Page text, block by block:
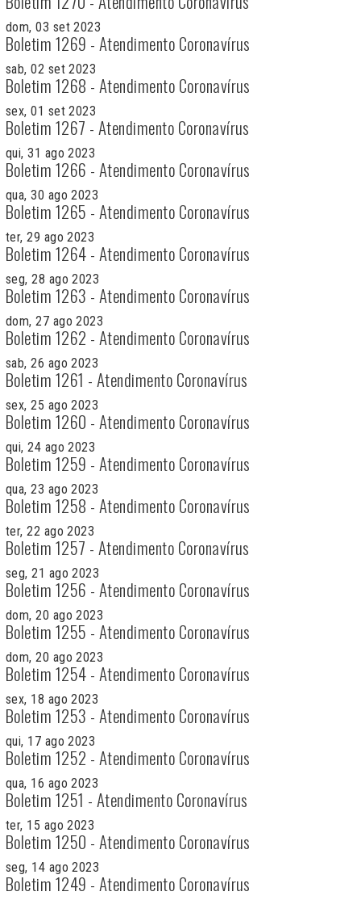
dom, 03 set 2023
Boletim 1269 - Atendimento Coronavírus
sab, 02 set 2023
Boletim 1268 - Atendimento Coronavírus
sex, 01 set 2023
Boletim 1267 - Atendimento Coronavírus
qui, 31 ago 2023
Boletim 1266 - Atendimento Coronavírus
qua, 30 ago 2023
Boletim 1265 - Atendimento Coronavírus
ter, 29 ago 2023
Boletim 1264 - Atendimento Coronavírus
seg, 28 ago 2023
Boletim 1263 - Atendimento Coronavírus
dom, 27 ago 2023
Boletim 1262 - Atendimento Coronavírus
sab, 26 ago 2023
Boletim 1261 - Atendimento Coronavírus
sex, 25 ago 2023
Boletim 1260 - Atendimento Coronavírus
qui, 24 ago 2023
Boletim 1259 - Atendimento Coronavírus
qua, 23 ago 2023
Boletim 1258 - Atendimento Coronavírus
ter, 22 ago 2023
Boletim 1257 - Atendimento Coronavírus
seg, 21 ago 2023
Boletim 1256 - Atendimento Coronavírus
dom, 20 ago 2023
Boletim 1255 - Atendimento Coronavírus
dom, 20 ago 2023
Boletim 1254 - Atendimento Coronavírus
sex, 18 ago 2023
Boletim 1253 - Atendimento Coronavírus
qui, 17 ago 2023
Boletim 1252 - Atendimento Coronavírus
qua, 16 ago 2023
Boletim 1251 - Atendimento Coronavírus
ter, 15 ago 2023
Boletim 1250 - Atendimento Coronavírus
seg, 14 ago 2023
Boletim 1249 - Atendimento Coronavírus